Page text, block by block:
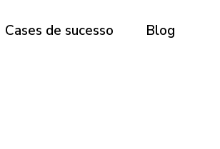
Cases de sucesso Blog